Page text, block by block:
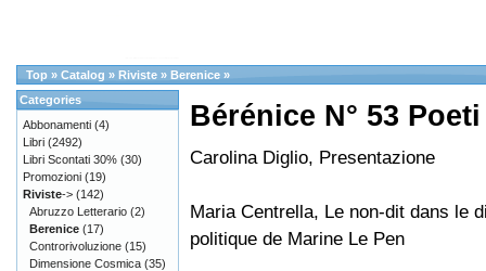
Top » Catalog » Riviste » Berenice »
Bérénice N° 53
Carolina Diglio, Presentazione
Maria Centrella, Le non-dit dans le
politique de Marine Le Pen
Categories
Abbonamenti (4)
Libri (2492)
Libri Scontati 30% (30)
Promozioni (19)
Riviste-> (142)
Abruzzo Letterario (2)
Berenice (17)
Controrivoluzione (15)
Dimensione Cosmica (35)